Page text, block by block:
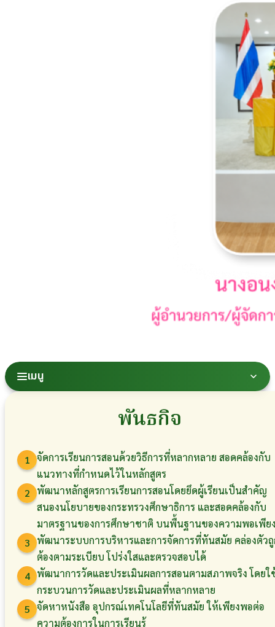
เมนู
พันธกิจ
1 จัดการเรียนการสอนด้วยวิธีการที่หลากหลาย สอดคล้องกับ
แนวทางที่กำหนดไว้ในหลักสูตร
2
พัฒนาหลักสูตรการเรียนการสอนโดยยึดผู้เรียนเป็นสำคัญ
สนองนโยบายของกระทรวงศึกษาธิการ และสอดคล้องกับ
มาตรฐานของการศึกษาชาติ บนพื้นฐานของความพอเพีย
3
พัฒนาระบบการบริหารและการจัดการที่ทันสมัย คล่องตัว
ต้องตามระเบียบ โปร่งใสและตรวจสอบได้
4 พัฒนาการวัดและประเมินผลการสอนตามสภาพจริง โดยใ
กระบวนการวัดและประเมินผลที่หลากหลาย
5 จัดหาหนังสือ อุปกรณ์เทคโนโลยีที่ทันสมัย ให้เพียงพอต่อ
ความต้องการในการเรียนรู้